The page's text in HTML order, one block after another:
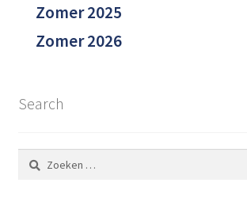
Zomer 2025
Zomer 2026
Search
Zoeken
naar: